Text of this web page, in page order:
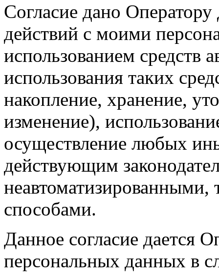
Согласие дано
действий с моими
использованием средств
использования таких
накопление, хранение,
изменение),
осуществление любых
действующим
неавтоматизированными,
способами.
Данное согласие дается
персональных данных в